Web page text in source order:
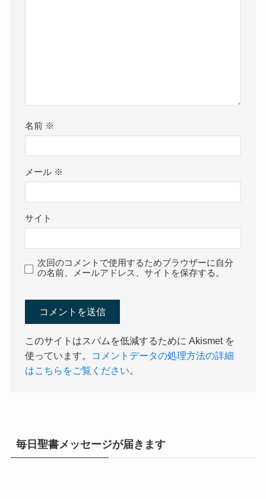
名前 ※
メール ※
サイト
次回のコメントで使用するためブラウザーに自分
の名前、メールアドレス、サイトを保存する。
このサイトはスパムを低減するために Akismet を
使っています。
コメントデータの処理方法の詳細
はこちらをご覧ください。
毎日聖書メッセージが届きます